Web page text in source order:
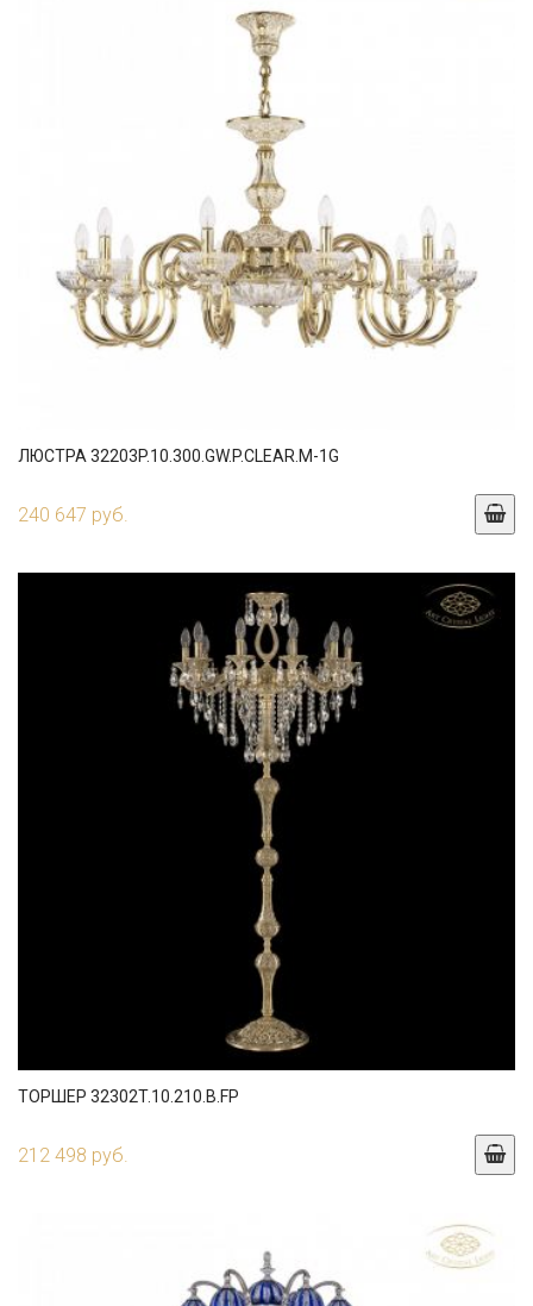
ЛЮСТРА 32203P.10.300.GW.P.CLEAR.M-1G
240 647 руб.
ТОРШЕР 32302T.10.210.B.FP
212 498 руб.